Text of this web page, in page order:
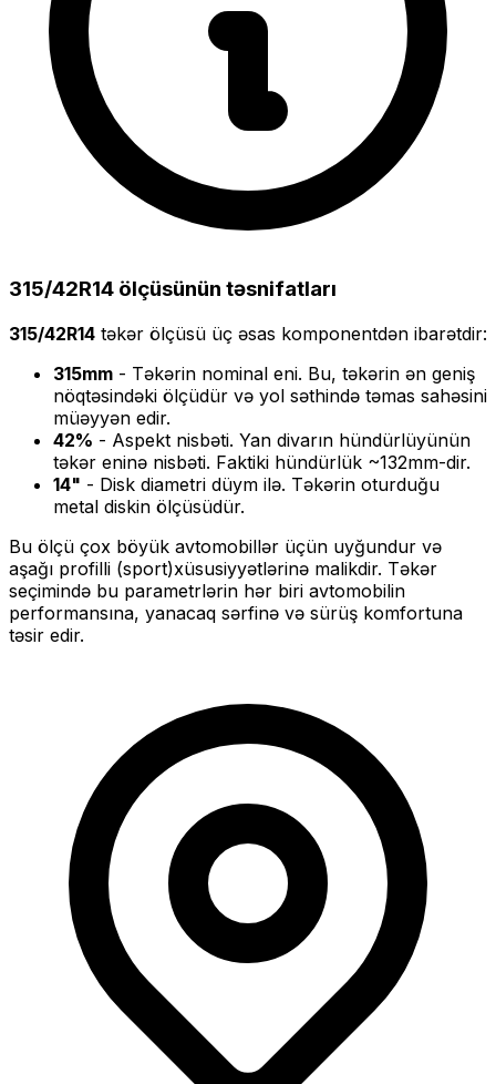
315/42R14 ölçüsünün təsnifatları
315/42R14 təkər ölçüsü üç əsas komponentdən ibarətdir:
315mm - Təkərin nominal eni. Bu, təkərin ən geniş
nöqtəsindəki ölçüdür və yol səthində təmas sahəsini
müəyyən edir.
42% - Aspekt nisbəti. Yan divarın hündürlüyünün
təkər eninə nisbəti. Faktiki hündürlük ~132mm-dir.
14" - Disk diametri düym ilə. Təkərin oturduğu
metal diskin ölçüsüdür.
Bu ölçü çox böyük avtomobillər üçün uyğundur və
aşağı profilli (sport)xüsusiyyətlərinə malikdir. Təkər
seçimində bu parametrlərin hər biri avtomobilin
performansına, yanacaq sərfinə və sürüş komfortuna
təsir edir.